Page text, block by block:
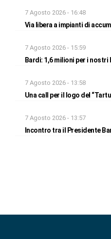
7 Agosto 2026 - 16:48
Via libera a impianti di
7 Agosto 2026 - 15:59
Bardi: 1,6 milioni per i nostri
7 Agosto 2026 - 13:58
Una call per il logo del
7 Agosto 2026 - 13:57
Incontro tra il Presidente